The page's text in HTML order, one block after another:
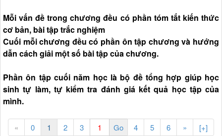
Mỗi vấn đề trong chương đều có phần tóm tắt kiến thức
cơ bản, bài tập trắc nghiệm
Cuối mỗi chương đều có phần ôn tập chương và hướng
dẫn cách giải một số bài tập của chương.
Phần ôn tập cuối năm học là bộ đề tổng hợp giúp học
sinh tự làm, tự kiểm tra đánh giá kết quả học tập của
mình.
« 0 1 2 3 4 5 6 » [+]